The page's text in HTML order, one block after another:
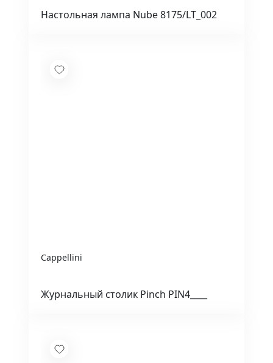
Настольная лампа Nube 8175/LT_002
Cappellini
Журнальный столик Pinch PIN4____